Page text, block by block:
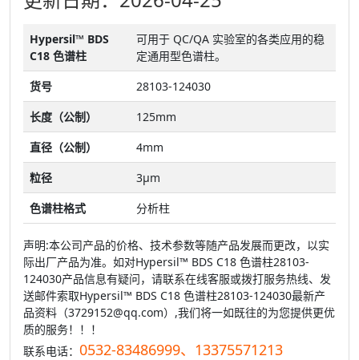
Hypersil™ BDS
C18 色谱柱
可用于 QC/QA 实验室的各类应用的稳
定通用型色谱柱。
货号
28103-124030
长度（公制）
125mm
直径（公制）
4mm
粒径
3μm
色谱柱格式
分析柱
声明:本公司产品的价格、技术参数等随产品发展而更改，以实
际出厂产品为准。如对Hypersil™ BDS C18 色谱柱28103-
124030产品信息有疑问，请联系在线客服或拨打服务热线、发
送邮件索取Hypersil™ BDS C18 色谱柱28103-124030最新产
品资料（3729152@qq.com）,我们将一如既往的为您提供更优
质的服务！！！
联系电话： 0532-83486999、13375571213